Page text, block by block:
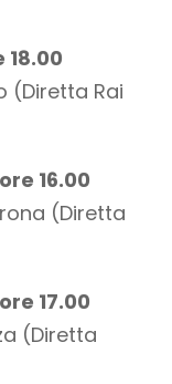
(Diretta Rai
16.00
(Diretta
17.00
(Diretta